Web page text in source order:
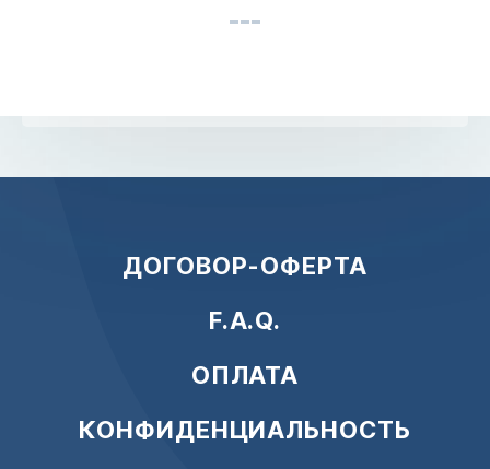
ДОГОВОР-ОФЕРТА
F.A.Q.
ОПЛАТА
КОНФИДЕНЦИАЛЬНОСТЬ